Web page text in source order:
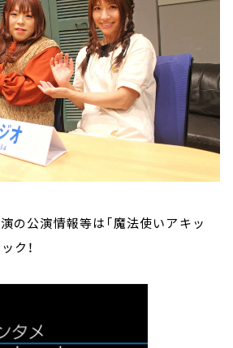
の公演情報等は「魔法使いアキッ
ク！